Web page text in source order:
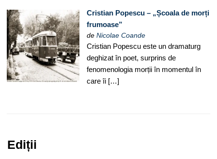
Cristian Popescu – „Școala de morți
frumoase”
deNicolae Coande
Cristian Popescu este un dramaturg
deghizat în poet, surprins de
fenomenologia morții în momentul în
care îi […]
Ediții